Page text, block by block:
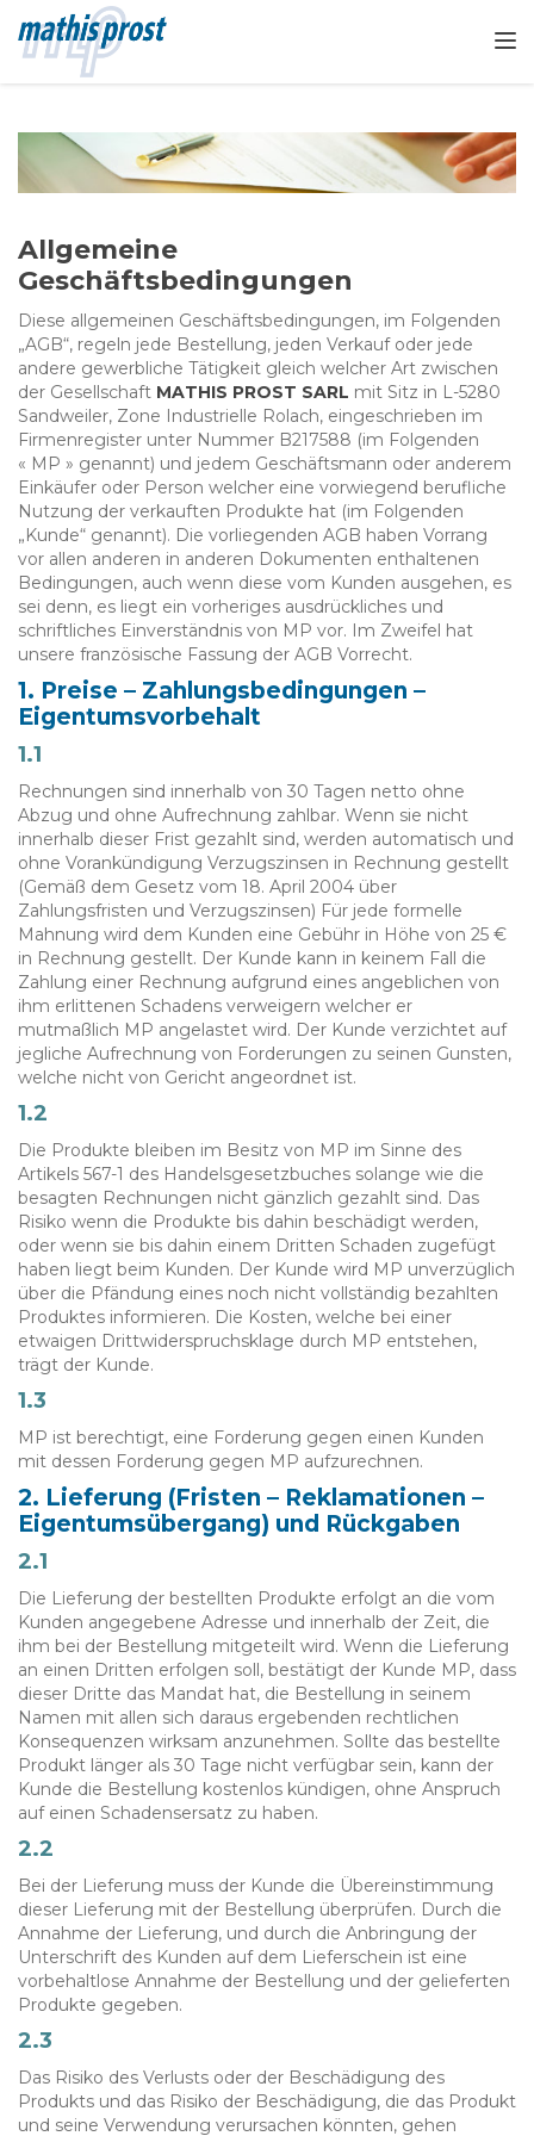
Allgemeine
Geschäftsbedingungen
Diese allgemeinen Geschäftsbedingungen, im Folgenden
„AGB“, regeln jede Bestellung, jeden Verkauf oder jede
andere gewerbliche Tätigkeit gleich welcher Art zwischen
der Gesellschaft MATHIS PROST SARL mit Sitz in L-5280
Sandweiler, Zone Industrielle Rolach, eingeschrieben im
Firmenregister unter Nummer B217588 (im Folgenden
« MP » genannt) und jedem Geschäftsmann oder anderem
Einkäufer oder Person welcher eine vorwiegend berufliche
Nutzung der verkauften Produkte hat (im Folgenden
„Kunde“ genannt). Die vorliegenden AGB haben Vorrang
vor allen anderen in anderen Dokumenten enthaltenen
Bedingungen, auch wenn diese vom Kunden ausgehen, es
sei denn, es liegt ein vorheriges ausdrückliches und
schriftliches Einverständnis von MP vor. Im Zweifel hat
unsere französische Fassung der AGB Vorrecht.
1. Preise – Zahlungsbedingungen –
Eigentumsvorbehalt
1.1
Rechnungen sind innerhalb von 30 Tagen netto ohne
Abzug und ohne Aufrechnung zahlbar. Wenn sie nicht
innerhalb dieser Frist gezahlt sind, werden automatisch und
ohne Vorankündigung Verzugszinsen in Rechnung gestellt
(Gemäß dem Gesetz vom 18. April 2004 über
Zahlungsfristen und Verzugszinsen) Für jede formelle
Mahnung wird dem Kunden eine Gebühr in Höhe von 25 €
in Rechnung gestellt. Der Kunde kann in keinem Fall die
Zahlung einer Rechnung aufgrund eines angeblichen von
ihm erlittenen Schadens verweigern welcher er
mutmaßlich MP angelastet wird. Der Kunde verzichtet auf
jegliche Aufrechnung von Forderungen zu seinen Gunsten,
welche nicht von Gericht angeordnet ist.
1.2
Die Produkte bleiben im Besitz von MP im Sinne des
Artikels 567-1 des Handelsgesetzbuches solange wie die
besagten Rechnungen nicht gänzlich gezahlt sind. Das
Risiko wenn die Produkte bis dahin beschädigt werden,
oder wenn sie bis dahin einem Dritten Schaden zugefügt
haben liegt beim Kunden. Der Kunde wird MP unverzüglich
über die Pfändung eines noch nicht vollständig bezahlten
Produktes informieren. Die Kosten, welche bei einer
etwaigen Drittwiderspruchsklage durch MP entstehen,
trägt der Kunde.
1.3
MP ist berechtigt, eine Forderung gegen einen Kunden
mit dessen Forderung gegen MP aufzurechnen.
2. Lieferung (Fristen – Reklamationen –
Eigentumsübergang) und Rückgaben
2.1
Die Lieferung der bestellten Produkte erfolgt an die vom
Kunden angegebene Adresse und innerhalb der Zeit, die
ihm bei der Bestellung mitgeteilt wird. Wenn die Lieferung
an einen Dritten erfolgen soll, bestätigt der Kunde MP, dass
dieser Dritte das Mandat hat, die Bestellung in seinem
Namen mit allen sich daraus ergebenden rechtlichen
Konsequenzen wirksam anzunehmen. Sollte das bestellte
Produkt länger als 30 Tage nicht verfügbar sein, kann der
Kunde die Bestellung kostenlos kündigen, ohne Anspruch
auf einen Schadensersatz zu haben.
2.2
Bei der Lieferung muss der Kunde die Übereinstimmung
dieser Lieferung mit der Bestellung überprüfen. Durch die
Annahme der Lieferung, und durch die Anbringung der
Unterschrift des Kunden auf dem Lieferschein ist eine
vorbehaltlose Annahme der Bestellung und der gelieferten
Produkte gegeben.
2.3
Das Risiko des Verlusts oder der Beschädigung des
Produkts und das Risiko der Beschädigung, die das Produkt
und seine Verwendung verursachen könnten, gehen